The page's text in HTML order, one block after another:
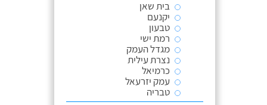
בית שאן
יקנעם
טבעון
רמת ישי
מגדל העמק
נצרת עילית
כרמיאל
עמק יזרעאל
טבריה